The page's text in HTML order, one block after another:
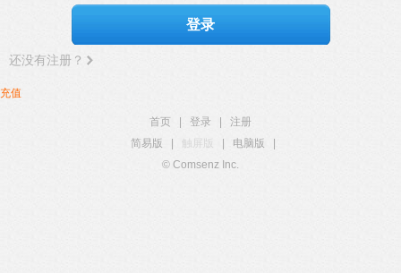
登录
还没有注册？
充值
首页 登录
注册
简易版
触屏版 电脑版
© Comsenz Inc.